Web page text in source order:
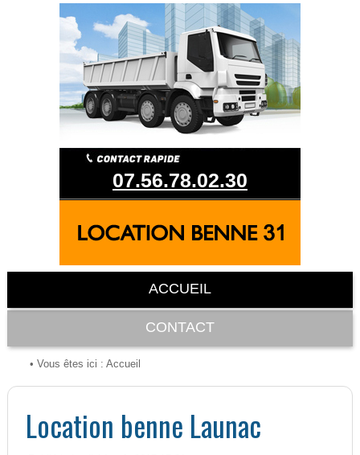
07.56.78.02.30
ACCUEIL
CONTACT
• Vous êtes ici : Accueil
Location benne Launac